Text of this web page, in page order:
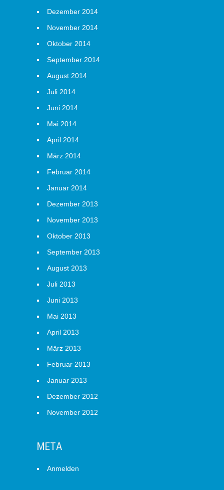
Dezember 2014
November 2014
Oktober 2014
September 2014
August 2014
Juli 2014
Juni 2014
Mai 2014
April 2014
März 2014
Februar 2014
Januar 2014
Dezember 2013
November 2013
Oktober 2013
September 2013
August 2013
Juli 2013
Juni 2013
Mai 2013
April 2013
März 2013
Februar 2013
Januar 2013
Dezember 2012
November 2012
META
Anmelden